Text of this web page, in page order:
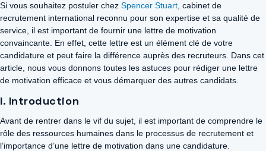
Si vous souhaitez postuler chez Spencer Stuart , cabinet de
recrutement international reconnu pour son expertise et sa qualité de
service, il est important de fournir une lettre de motivation
convaincante. En effet, cette lettre est un élément clé de votre
candidature et peut faire la différence auprès des recruteurs. Dans cet
article, nous vous donnons toutes les astuces pour rédiger une lettre
de motivation efficace et vous démarquer des autres candidats.
I. Introduction
Avant de rentrer dans le vif du sujet, il est important de comprendre le
rôle des ressources humaines dans le processus de recrutement et
l’importance d’une lettre de motivation dans une candidature.